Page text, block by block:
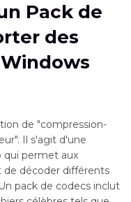
Pack de
des
de "compression-
Il s'agit d'une
qui permet aux
de décoder différents
pack de codecs inclut